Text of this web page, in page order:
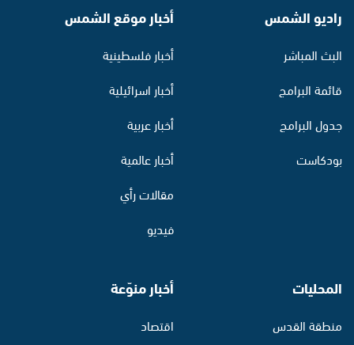
راديو الشمس
البث المباشر
قائمة البرامج
جدول البرامج
بودكاست
أخبار موقع الشمس
أخبار فلسطينية
أخبار اسرائيلية
أخبار عربية
أخبار عالمية
مقالات رأي
فيديو
المحليات
منطقة القدس
أخبار منوّعة
اقتصاد